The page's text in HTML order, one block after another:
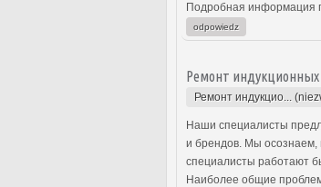
Подробная информация
odpowiedz
Ремонт
Ремонт индукцио...
Наши специалисты
и брендов. Мы осознаем,
специалисты работают
Наиболее общие